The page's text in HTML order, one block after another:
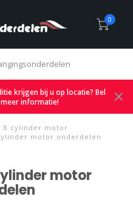
0
krijgen bij u op locatie? Bel
informatie!
8 cylinder motor
motor onderdelen
motor